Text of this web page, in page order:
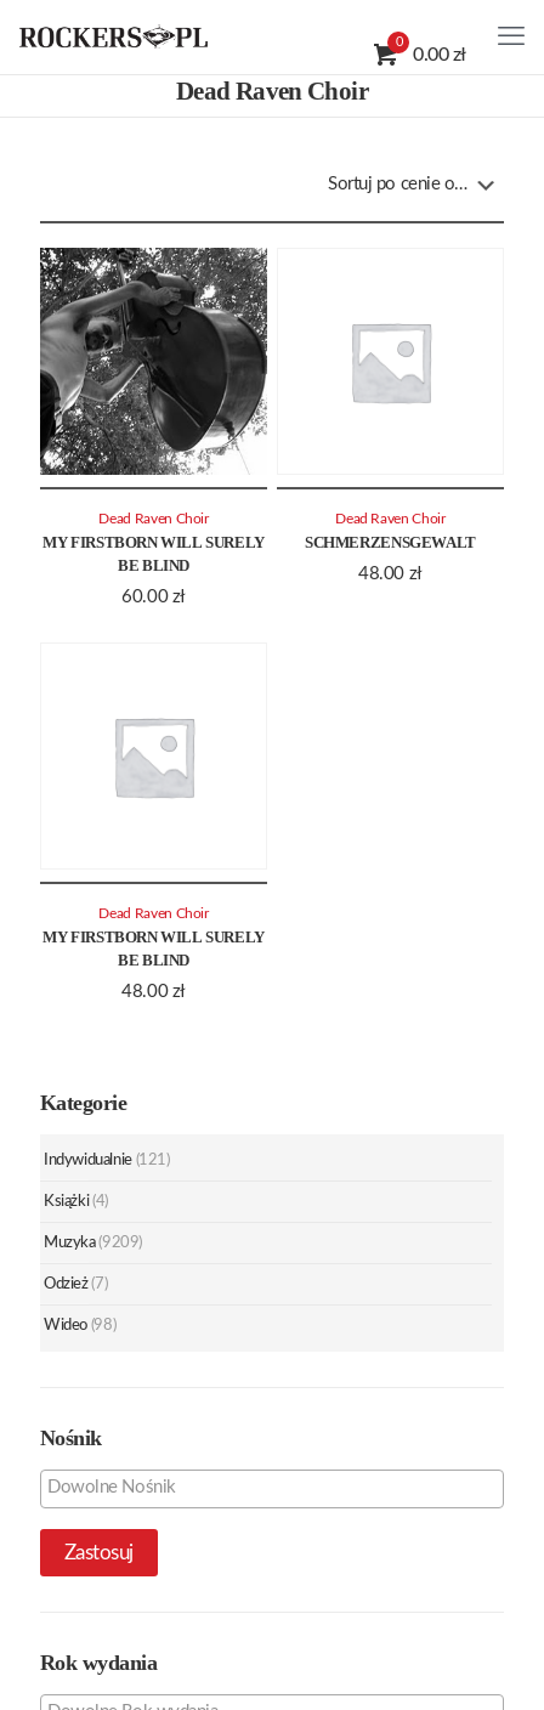
0
0.00 zł
Dead Raven Choir
MY FIRSTBORN WILL SURELY
BE BLIND
60.00 zł
Dead Raven Choir
SCHMERZENSGEWALT
48.00 zł
Dead Raven Choir
MY FIRSTBORN WILL SURELY
BE BLIND
48.00 zł
Dead Raven Choir
Kategorie
Indywidualnie (121)
Książki (4)
Muzyka (9209)
Odzież (7)
Wideo (98)
Nośnik
Zastosuj
Rok wydania